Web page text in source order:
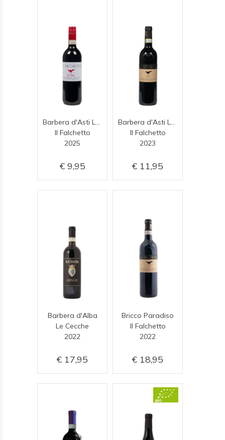
Il Falchetto
2025
9,95
Il Falchetto
2023
11,95
Barbera d'Alba
Le Cecche
2022
17,95
Bricco Paradiso
Il Falchetto
2022
18,95